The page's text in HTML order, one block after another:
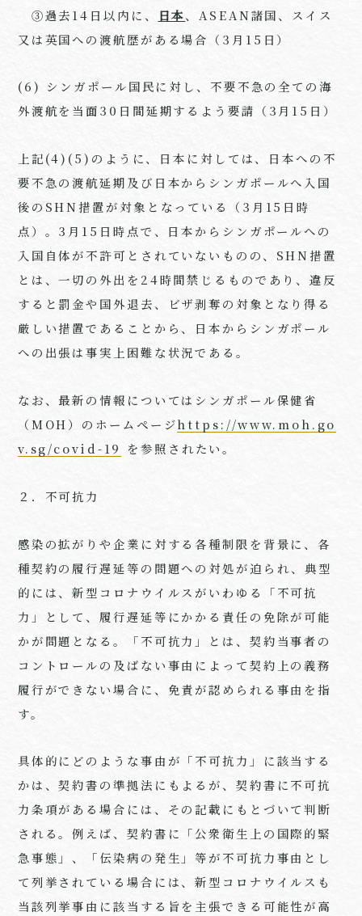
③過去14日以内に、 日本、ASEAN諸国、スイス
又は英国への渡航歴がある場合（3月15日）
(6) シンガポール国民に対し、不要不急の全ての海
外渡航を当面30日間延期するよう要請（3月15日）
上記(4)(5)のように、日本に対しては、日本への不
要不急の渡航延期及び日本からシンガポールへ入国
後のSHN措置が対象となっている（3月15日時
点）。3月15日時点で、日本からシンガポールへの
入国自体が不許可とされていないものの、SHN措置
とは、一切の外出を24時間禁じるものであり、違反
すると罰金や国外退去、ビザ剥奪の対象となり得る
厳しい措置であることから、日本からシンガポール
への出張は事実上困難な状況である。
なお、最新の情報についてはシンガポール保健省
（MOH）のホームページhttps://www.moh.go
v.sg/covid-19
を参照されたい。
２．不可抗力
感染の拡がりや企業に対する各種制限を背景に、各
種契約の履行遅延等の問題への対処が迫られ、典型
的には、新型コロナウイルスがいわゆる「不可抗
力」として、履行遅延等にかかる責任の免除が可能
かが問題となる。「不可抗力」とは、契約当事者の
コントロールの及ばない事由によって契約上の義務
履行ができない場合に、免責が認められる事由を指
す。
具体的にどのような事由が「不可抗力」に該当する
かは、契約書の準拠法にもよるが、契約書に不可抗
力条項がある場合には、その記載にもとづいて判断
される。例えば、契約書に「公衆衛生上の国際的緊
急事態」、「伝染病の発生」等が不可抗力事由とし
て列挙されている場合には、新型コロナウイルスも
当該列挙事由に該当する旨を主張できる可能性が高